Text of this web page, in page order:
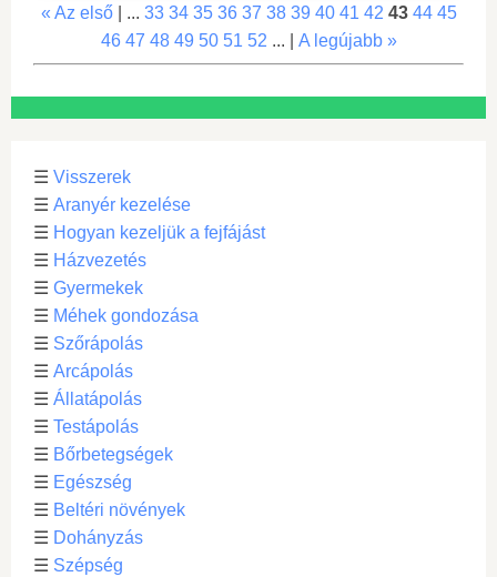
« Az első| ... 33 34 35 36 37 38 39 40 41 42 43 44 45
46 47 48 49 50 51 52 ... | A legújabb »
☰ Visszerek
☰ Aranyér kezelése
☰ Hogyan kezeljük a fejfájást
☰ Házvezetés
☰ Gyermekek
☰ Méhek gondozása
☰ Szőrápolás
☰ Arcápolás
☰ Állatápolás
☰ Testápolás
☰ Bőrbetegségek
☰ Egészség
☰ Beltéri növények
☰ Dohányzás
☰ Szépség